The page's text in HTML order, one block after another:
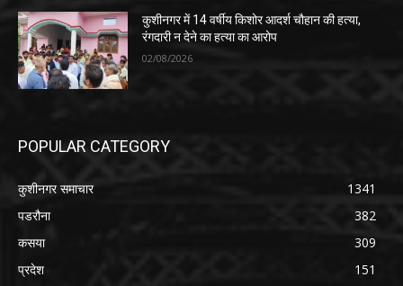
कुशीनगर में 14 वर्षीय किशोर आदर्श चौहान की हत्या,
रंगदारी न देने का हत्या का आरोप
02/08/2026
POPULAR CATEGORY
कुशीनगर समाचार
1341
पडरौना
382
कसया
309
प्रदेश
151